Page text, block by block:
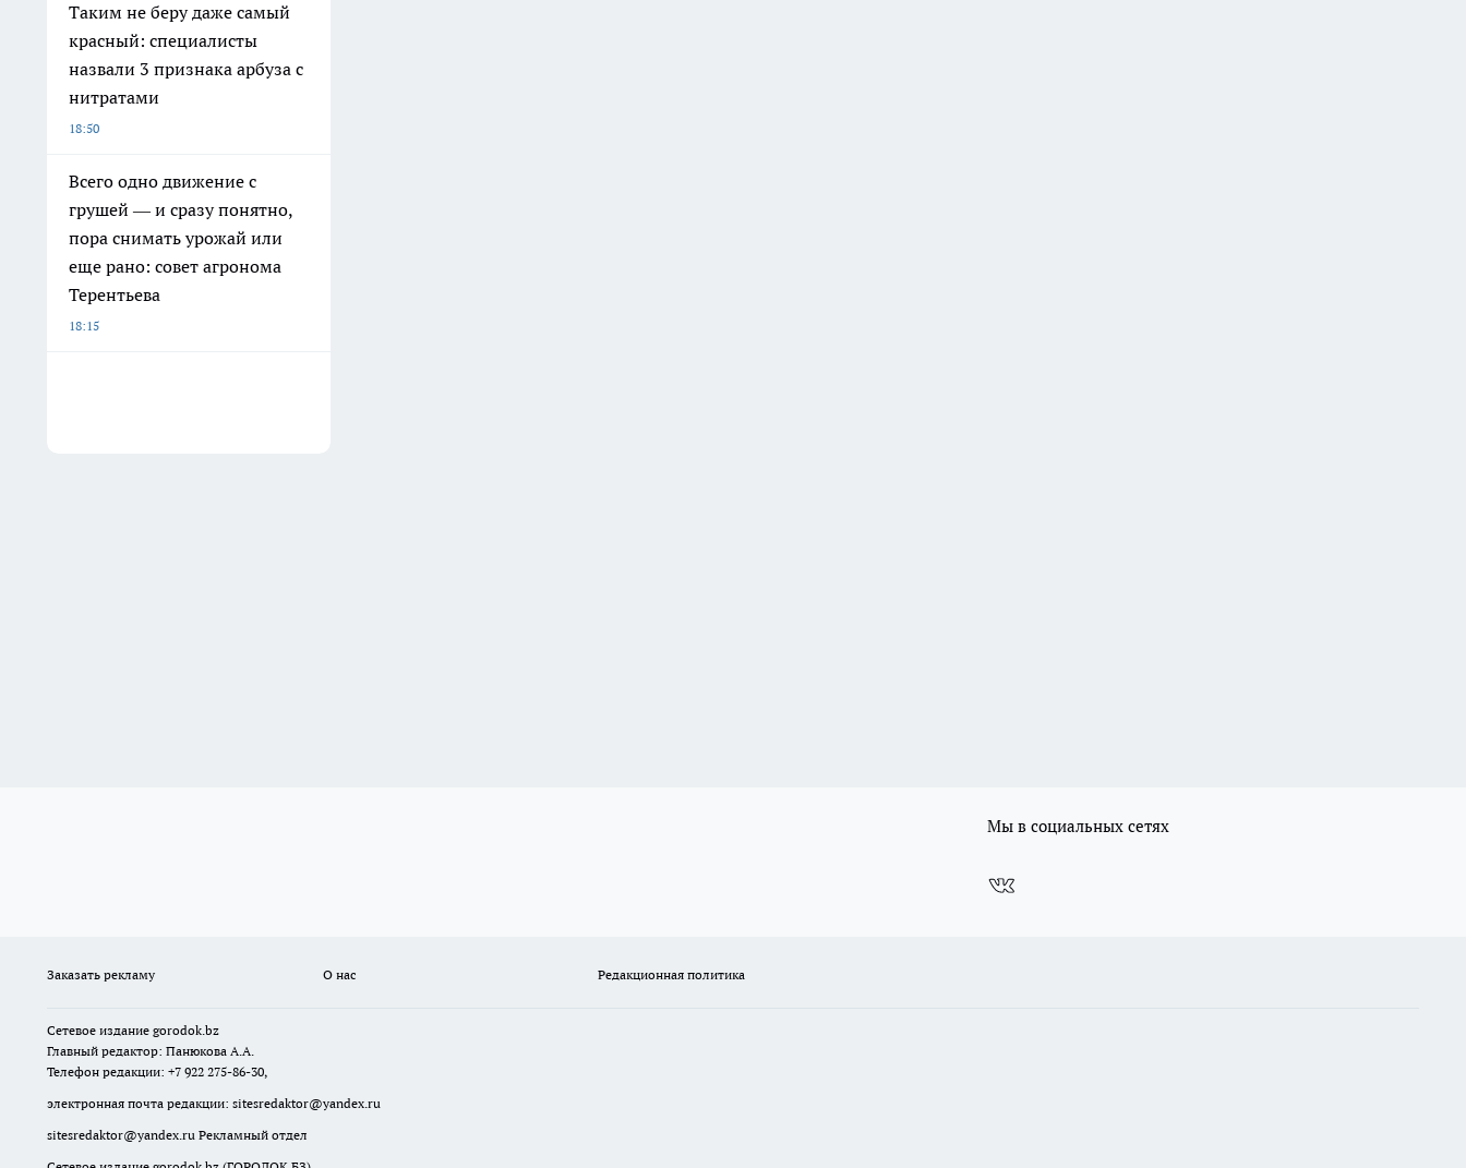
Таким не беру даже самый
красный: специалисты
назвали 3 признака арбуза с
нитратами
18:50
Всего одно движение с
грушей — и сразу понятно,
пора снимать урожай или
еще рано: совет агронома
Терентьева
18:15
Мы в социальных сетях
Заказать рекламу О нас Редакционная политика
Сетевое издание gorodok.bz
Главный редактор: Панюкова А.А.
Телефон редакции: +7 922 275-86-30,
электронная почта редакции: sitesredaktor@yandex.ru
sitesredaktor@yandex.ru Рекламный отдел